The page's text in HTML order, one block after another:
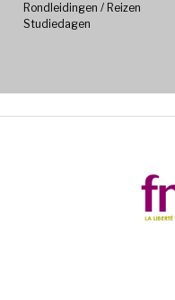
Rondleidingen / Reizen
Studiedagen